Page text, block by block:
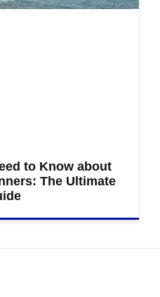
to Know about
The Ultimate